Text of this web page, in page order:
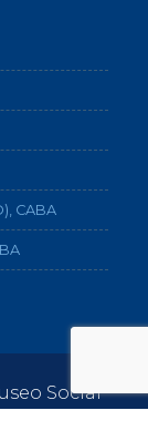
CABA
Social